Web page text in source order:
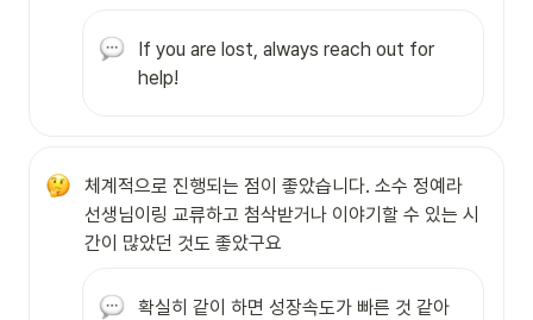
If you are lost, always reach out for
help!
체계적으로 진행되는 점이 좋았습니다. 소수 정예라
선생님이링 교류하고 첨삭받거나 이야기할 수 있는 시
간이 많았던 것도 좋았구요
확실히 같이 하면 성장속도가 빠른 것 같아